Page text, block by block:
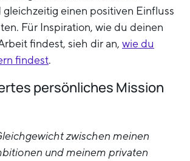
einen positiven Einfluss
Für Inspiration, wie du deinen
findest, sieh dir an, wie du
findest.
persönliches Mission
zwischen meinen
und meinem privaten